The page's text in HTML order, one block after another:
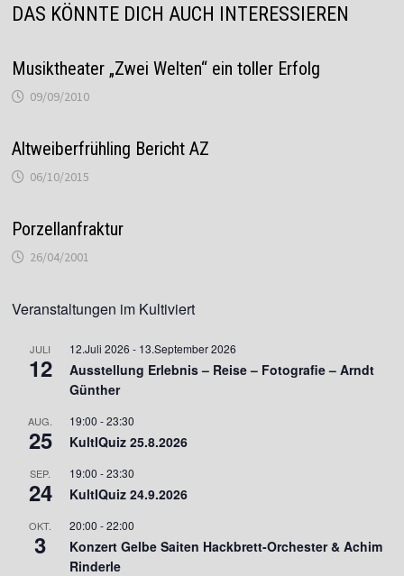
DAS KÖNNTE DICH AUCH INTERESSIEREN
Musiktheater „Zwei Welten“ ein toller Erfolg
09/09/2010
Altweiberfrühling Bericht AZ
06/10/2015
Porzellanfraktur
26/04/2001
Veranstaltungen im Kultiviert
JULI
12
12.Juli 2026 - 13.September 2026
Ausstellung Erlebnis – Reise – Fotografie – Arndt
Günther
AUG.
25
19:00 -23:30
KultIQuiz 25.8.2026
SEP.
24
19:00 -23:30
KultIQuiz 24.9.2026
OKT.
3
20:00 -22:00
Konzert Gelbe Saiten Hackbrett-Orchester & Achim
Rinderle